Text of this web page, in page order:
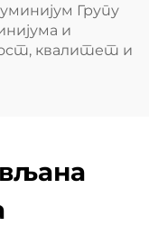
Групу
и
квалитет и